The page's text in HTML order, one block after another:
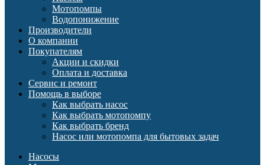
Мотопомпы
Водопонижение
Производители
О компании
Покупателям
Акции и скидки
Оплата и доставка
Сервис и ремонт
Помощь в выборе
Как выбрать насос
Как выбрать мотопомпу
Как выбрать бренд
Насос или мотопомпа для бытовых задач
Насосы